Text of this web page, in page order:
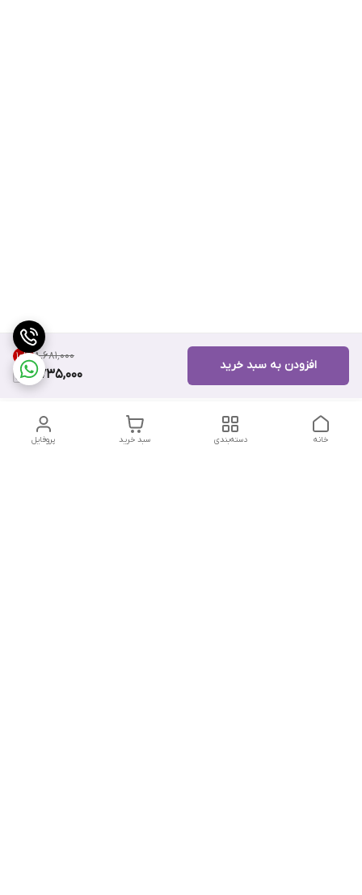
۸٬۶۸۱٬۰۰۰ 10%
7,735,000
افزودن به سبد خرید
پروفایل سبد خرید دسته‌بندی خانه